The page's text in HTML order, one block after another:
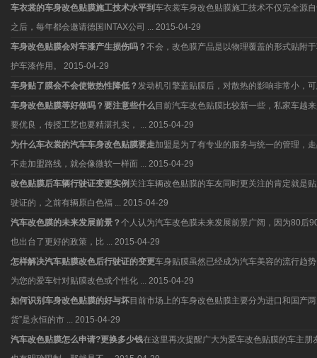
车衣裳的车身改色贴膜施工技术水平到 车衣裳车身改色贴膜施工技术不仅完全源
之后，每年都会邀请德国INTAX公司 ... 2015-04-29
车身改色贴膜会对车漆产生损伤吗？不会，改色膜产品是以物理覆盖的形式贴附
护车漆作用。
2015-04-29
车身贴了膜会不会使散热性降低？发动机引擎盖贴膜后，对散热的影响非常小，
车身改色贴膜等好做吗？要注意些什么目前汽车改色贴膜比较新一些，私家车越
要优良，传授工艺也要精湛扎实， ... 2015-04-29
为什么车衣裳的汽车车身改色贴膜要走加盟是为了有专业的服务与统一的管理，
不走加盟路线，就会像微软一样面 ... 2015-04-29
改色贴膜后车辆行驶证变更实例 关注车辆改色贴膜的车友同时更关注的肯定就是
驶证的，之前有辆原白色福 ... 2015-04-29
汽车改色膜的未来发展前景？个人认为汽车改色膜未来发展前景广阔，因为80后
也出台了更好的政策，比 ... 2015-04-29
怎样解决汽车贴膜改色后行驶证的变更车身贴膜虽然已经成为汽车美容的流行趋
为您的爱车针对贴膜改色或个性化 ... 2015-04-29
如何识别车身改色贴膜的好与坏目前市场上的车身改色贴膜主要分为进口和国产
货”是永恒的市 ... 2015-04-29
汽车改色贴膜怎么申请?更换多少钱在这里再次提醒广大为爱车改色贴膜的车主